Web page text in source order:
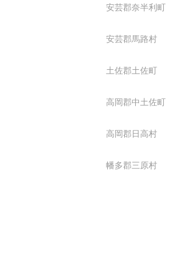
安芸郡奈半利町
安芸郡馬路村
土佐郡土佐町
高岡郡中土佐町
高岡郡日高村
幡多郡三原村